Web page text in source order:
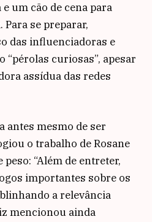
um cão de cena para
se preparar,
das influenciadoras e
curiosas”, apesar
assídua das redes
antes mesmo de ser
o trabalho de Rosane
“Além de entreter,
importantes sobre os
a relevância
mencionou ainda